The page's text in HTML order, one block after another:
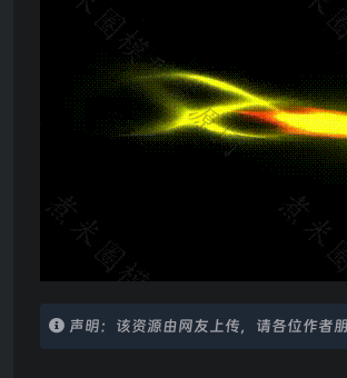
声明：该资源由网友上传，请各位作者